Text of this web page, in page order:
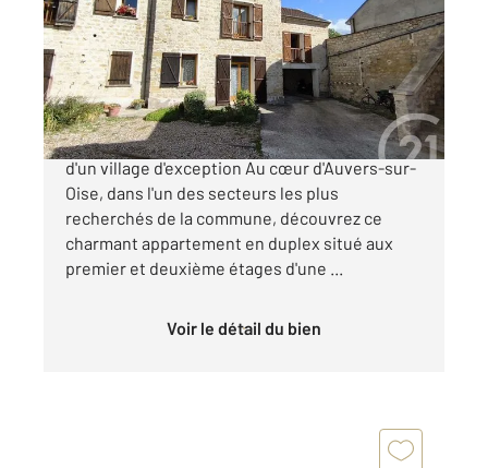
Appartement F3 à vendre
199 000 €
AUVERS-SUR-OISE Duplex de charme au cœur
d'un village d'exception Au cœur d'Auvers-sur-
Oise, dans l'un des secteurs les plus
recherchés de la commune, découvrez ce
charmant appartement en duplex situé aux
premier et deuxième étages d'une ...
Voir le détail du bien